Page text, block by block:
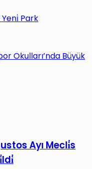
Yeni̇ Park
Okulları’nda Büyük
Ayı Mecli̇s